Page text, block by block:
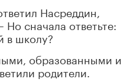
Насреддин,
сначала ответьте:
в школу?
образованными и
родители.